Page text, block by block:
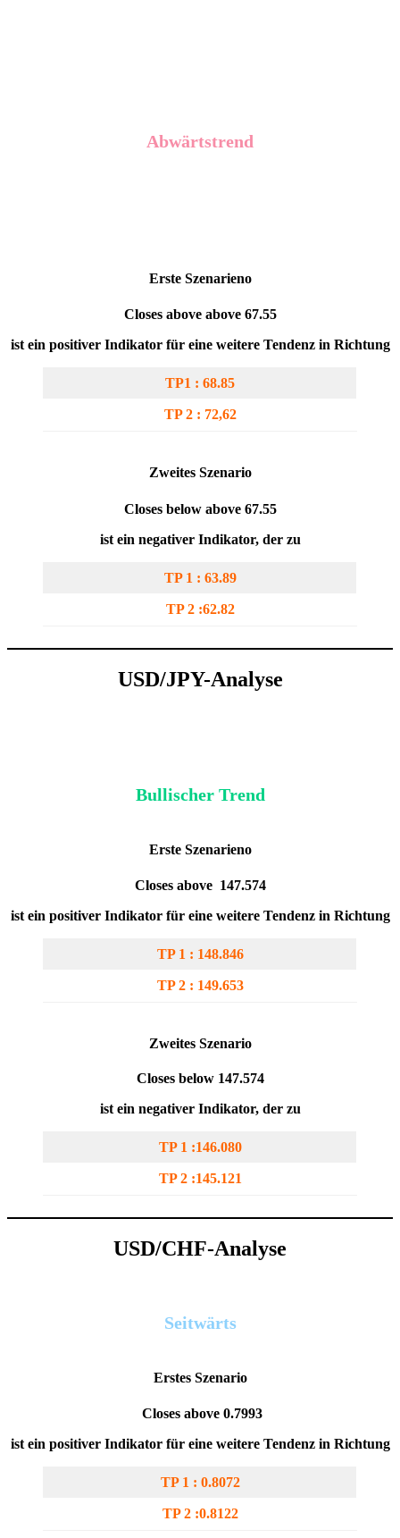
Abwärtstrend
Erste Szenarieno
Closes above above 67.55
ist ein positiver Indikator für eine weitere Tendenz in Richtung
TP1 : 68.85
TP 2 : 72,62
Zweites Szenario
Closes below above 67.55
ist ein negativer Indikator, der zu
TP 1 : 63.89
TP 2 :62.82
USD/JPY-Analyse
Bullischer Trend
Erste Szenarieno
Closes above 147.574
ist ein positiver Indikator für eine weitere Tendenz in Richtung
TP 1 : 148.846
TP 2 : 149.653
Zweites Szenario
Closes below 147.574
ist ein negativer Indikator, der zu
TP 1 :146.080
TP 2 :145.121
USD/CHF-Analyse
Seitwärts
Erstes Szenario
Closes above 0.7993
ist ein positiver Indikator für eine weitere Tendenz in Richtung
TP 1 : 0.8072
TP 2 :0.8122